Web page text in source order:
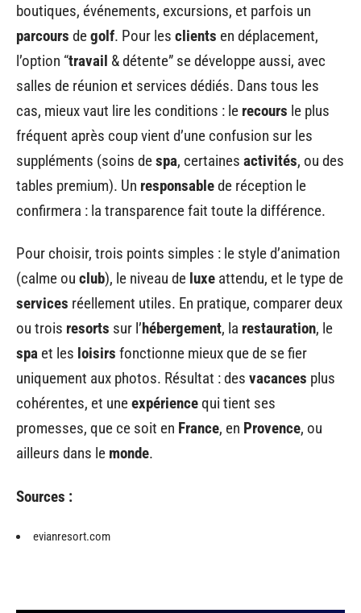
boutiques, événements, excursions, et parfois un
parcours degolf. Pour les clients en déplacement,
l’option “travail & détente” se développe aussi, avec
salles de réunion et services dédiés. Dans tous les
cas, mieux vaut lire les conditions : le recours le plus
fréquent après coup vient d’une confusion sur les
suppléments (soins despa, certaines activités, ou des
tables premium). Un responsablede réception le
confirmera : la transparence fait toute la différence.
Pour choisir, trois points simples : le style d’animation
(calme ou club), le niveau de luxe attendu, et le type de
services réellement utiles. En pratique, comparer deux
ou trois resorts sur l’hébergement, la restauration, le
spa et les loisirs fonctionne mieux que de se fier
uniquement aux photos. Résultat : des vacances plus
cohérentes, et uneexpériencequi tient ses
promesses, que ce soit en France, en Provence, ou
ailleurs dans le monde.
Sources :
evianresort.com